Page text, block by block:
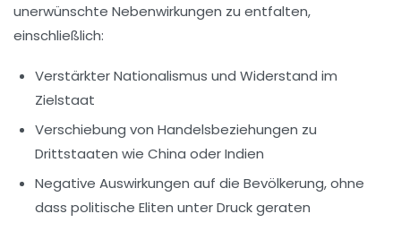
unerwünschte Nebenwirkungen zu entfalten,
einschließlich:
Verstärkter Nationalismus und Widerstand im
Zielstaat
Verschiebung von Handelsbeziehungen zu
Drittstaaten wie China oder Indien
Negative Auswirkungen auf die Bevölkerung, ohne
dass politische Eliten unter Druck geraten